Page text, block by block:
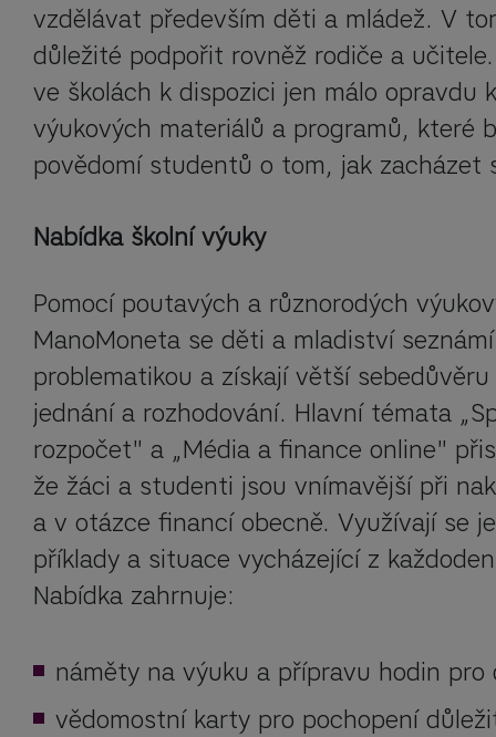
vzdělávat především děti a mládež. V
důležité podpořit rovněž rodiče a
ve školách k dispozici jen málo opravdu
výukových materiálů a programů, které
povědomí studentů o tom, jak zacházet
Nabídka školní výuky
Pomocí poutavých a různorodých
ManoMoneta se děti a mladiství
problematikou a získají větší
jednání a rozhodování. Hlavní témata
rozpočet" a „Média a finance online"
že žáci a studenti jsou vnímavější při
a v otázce financí obecně. Využívají se
příklady a situace vycházející z
Nabídka zahrnuje:
náměty na výuku a přípravu hodin
vědomostní karty pro pochopení